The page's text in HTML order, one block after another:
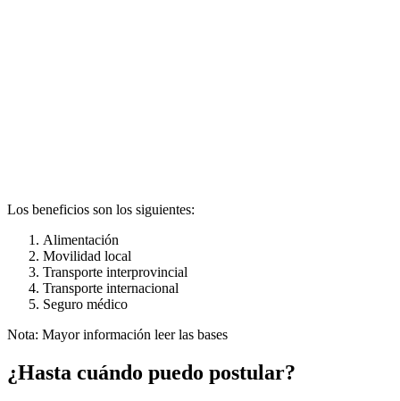
Los beneficios son los siguientes:
Alimentación
Movilidad local
Transporte interprovincial
Transporte internacional
Seguro médico
Nota: Mayor información leer las bases
¿Hasta cuándo puedo postular?